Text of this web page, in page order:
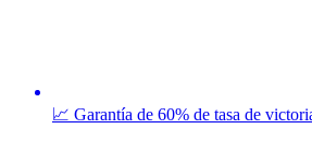
📈 Garantía de 60% de tasa de